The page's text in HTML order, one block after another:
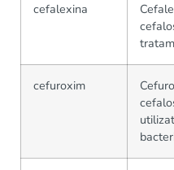
cefalexina
cefuroxim